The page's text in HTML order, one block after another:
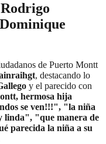
de Puerto Montt
, destacando lo
y el parecido con
hermosa hija
se ven!!!", "la niña
linda", "que manera de
parecida la niña a su